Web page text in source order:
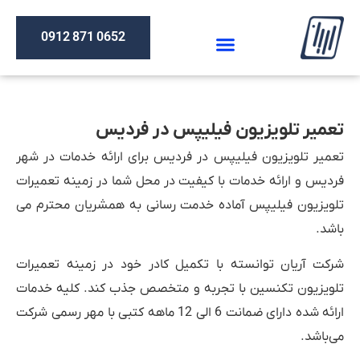
0652 871 0912
تعمیر تلویزیون فیلیپس در فردیس
تعمیر تلویزیون فیلیپس در فردیس برای ارائه خدمات در شهر
فردیس و ارائه خدمات با کیفیت در محل شما در زمینه تعمیرات
تلویزیون فیلیپس آماده خدمت رسانی به همشریان محترم می
باشد.
شرکت آریان توانسته با تکمیل کادر خود در زمینه تعمیرات
تلویزیون تکنسین با تجربه و متخصص جذب کند. کلیه خدمات
ارائه شده دارای ضمانت 6 الی 12 ماهه کتبی با مهر رسمی شرکت
می‌باشد.